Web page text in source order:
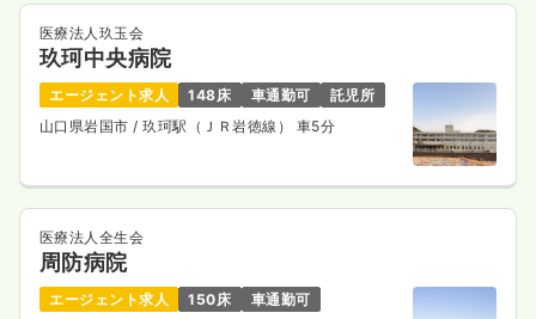
医療法人玖玉会
玖珂中央病院
エージェント求人 148床 車通勤可
託児所
山口県岩国市 / 玖珂駅（ＪＲ岩徳線） 車5分
医療法人全生会
周防病院
エージェント求人 150床
車通勤可